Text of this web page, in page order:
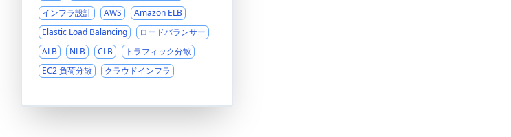
インフラ設計
AWS
Amazon ELB
Elastic Load Balancing
ロードバランサー
ALB
NLB CLB
トラフィック分散
EC2 負荷分散
クラウドインフラ